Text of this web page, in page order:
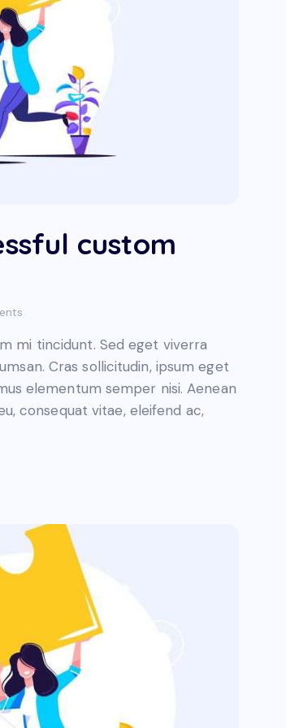
custom
mi tincidunt. Sed eget viverra
Cras sollicitudin, ipsum eget
elementum semper nisi. Aenean
consequat vitae, eleifend ac,